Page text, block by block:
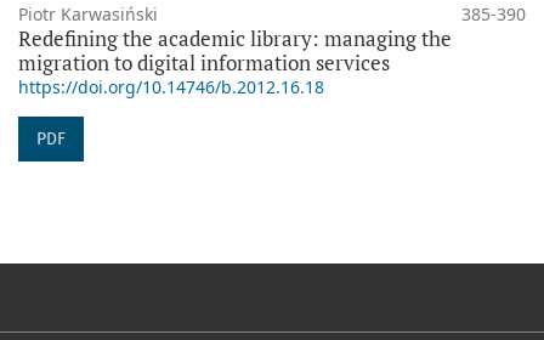
Piotr Karwasiński 385-390
Redefining the academic library: managing the
migration to digital information services
https://doi.org/10.14746/b.2012.16.18
PDF